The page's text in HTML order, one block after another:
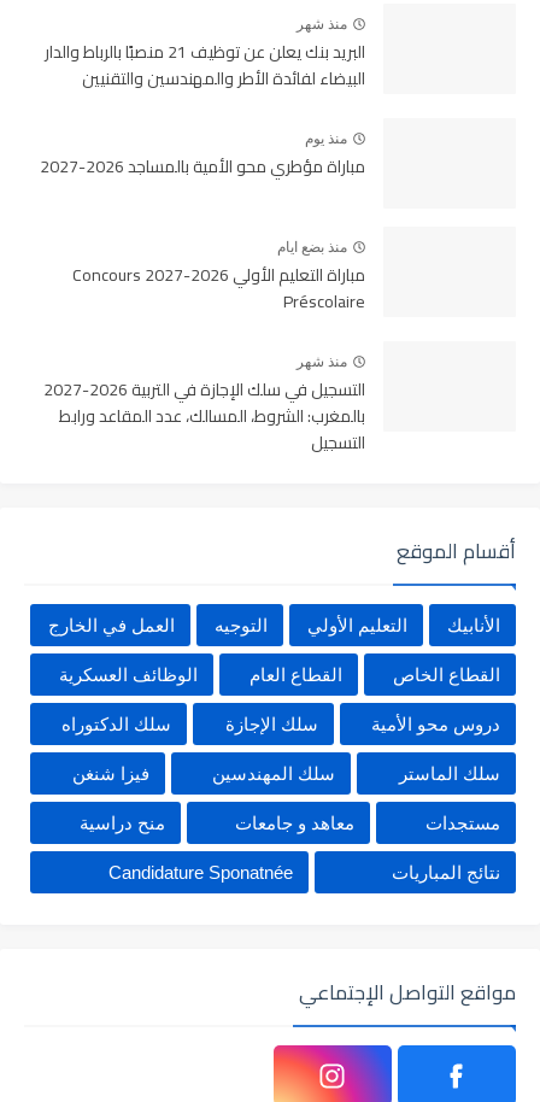
منذ شهر
البريد بنك يعلن عن توظيف 21 منصبًا بالرباط والدار
البيضاء لفائدة الأطر والمهندسين والتقنيين
منذ يوم
مباراة مؤطري محو الأمية بالمساجد 2026-2027
منذ بضع ايام
مباراة التعليم الأولي 2026-2027 Concours
Préscolaire
منذ شهر
التسجيل في سلك الإجازة في التربية 2026-2027
بالمغرب: الشروط، المسالك، عدد المقاعد ورابط
التسجيل
أقسام الموقع
الأنابيك التعليم الأولي التوجيه العمل في الخارج
القطاع الخاص القطاع العام الوظائف العسكرية
دروس محو الأمية سلك الإجازة سلك الدكتوراه
سلك الماستر سلك المهندسين فيزا شنغن
مستجدات معاهد و جامعات منح دراسية
نتائج المباريات Candidature Sponatnée
مواقع التواصل الإجتماعي